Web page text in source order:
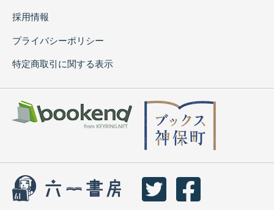
採用情報
プライバシーポリシー
特定商取引に関する表示